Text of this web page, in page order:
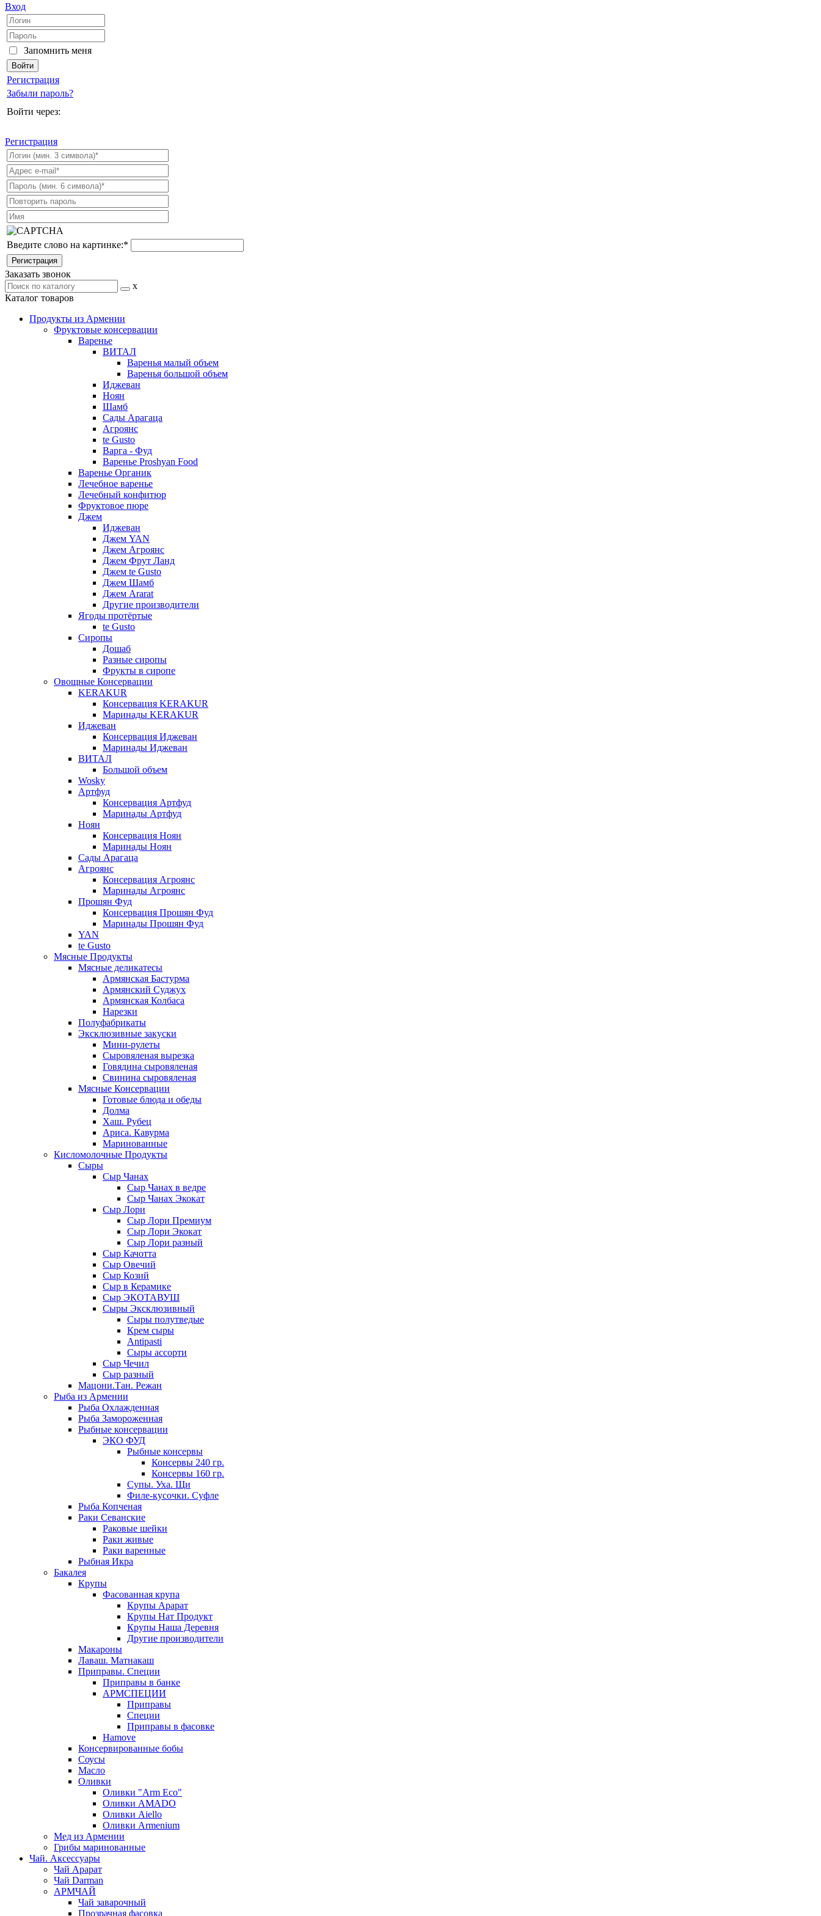
Вход
Запомнить меня
Регистрация
Забыли пароль?
Войти через:
Регистрация
Введите слово на картинке:*
Заказать звонок
x
Каталог товаров
Продукты из Армении
Фруктовые консервации
Варенье
ВИТАЛ
Варенья малый объем
Варенья большой объем
Иджеван
Ноян
Шамб
Сады Арагаца
Агроянс
te Gusto
Варга - Фуд
Варенье Proshyan Food
Варенье Органик
Лечебное варенье
Лечебный конфитюр
Фруктовое пюре
Джем
Иджеван
Джем YAN
Джем Агроянс
Джем Фрут Ланд
Джем te Gusto
Джем Шамб
Джем Ararat
Другие производители
Ягоды протёртые
te Gusto
Сиропы
Дошаб
Разные сиропы
Фрукты в сиропе
Овощные Консервации
KERAKUR
Консервация KERAKUR
Маринады KERAKUR
Иджеван
Консервация Иджеван
Маринады Иджеван
ВИТАЛ
Большой объем
Wosky
Артфуд
Консервация Артфуд
Маринады Артфуд
Ноян
Консервация Ноян
Маринады Ноян
Сады Арагаца
Агроянс
Консервация Агроянс
Маринады Агроянс
Прошян Фуд
Консервация Прошян Фуд
Маринады Прошян Фуд
YAN
te Gusto
Мясные Продукты
Мясные деликатесы
Армянская Бастурма
Армянский Суджух
Армянская Колбаса
Нарезки
Полуфабрикаты
Эксклюзивные закуски
Мини-рулеты
Сыровяленая вырезка
Говядина сыровяленая
Свинина сыровяленая
Мясные Консервации
Готовые блюда и обеды
Долма
Хаш. Рубец
Ариса. Кавурма
Маринованные
Кисломолочные Продукты
Сыры
Сыр Чанах
Сыр Чанах в ведре
Сыр Чанах Экокат
Сыр Лори
Сыр Лори Премиум
Сыр Лори Экокат
Сыр Лори разный
Сыр Качотта
Сыр Овечий
Сыр Козий
Сыр в Керамике
Сыр ЭКОТАВУШ
Сыры Эксклюзивный
Сыры полутведые
Крем сыры
Antipasti
Сыры ассорти
Сыр Чечил
Сыр разный
Мацони.Тан. Режан
Рыба из Армении
Рыба Охлажденная
Рыба Замороженная
Рыбные консервации
ЭКО ФУД
Рыбные консервы
Консервы 240 гр.
Консервы 160 гр.
Супы. Уха. Щи
Филе-кусочки. Суфле
Рыба Копченая
Раки Севанские
Раковые шейки
Раки живые
Раки варенные
Рыбная Икра
Бакалея
Крупы
Фасованная крупа
Крупы Арарат
Крупы Нат Продукт
Крупы Наша Деревня
Другие производители
Макароны
Лаваш. Матнакаш
Приправы. Специи
Приправы в банке
АРМСПЕЦИИ
Приправы
Специи
Приправы в фасовке
Hamove
Консервированные бобы
Соусы
Масло
Оливки
Оливки "Arm Eco"
Оливки AMADO
Оливки Aiello
Оливки Armenium
Мед из Армении
Грибы маринованные
Чай. Аксессуары
Чай Арарат
Чай Darman
АРМЧАЙ
Чай заварочный
Прозрачная фасовка